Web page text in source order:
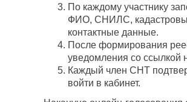
По каждому участнику
ФИО, СНИЛС,
контактные данные.
После формирования
уведомления со ссылкой
Каждый член СНТ
войти в кабинет.